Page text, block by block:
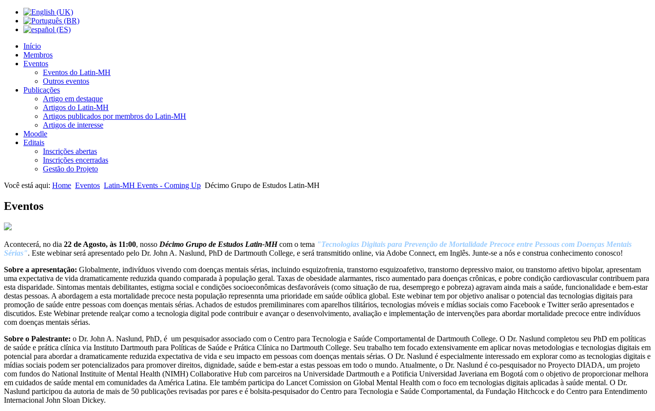
Início
Membros
Eventos
Eventos do Latin-MH
Outros eventos
Publicações
Artigo em destaque
Artigos do Latin-MH
Artigos publicados por membros do Latin-MH
Artigos de interesse
Moodle
Editais
Inscrições abertas
Inscrições encerradas
Gestão do Projeto
Você está aqui: Home Eventos Latin-MH Events - Coming Up Décimo Grupo de Estudos Latin-MH
Eventos
Acontecerá, no dia 22 de Agosto, às 11:00, nosso Décimo Grupo de Estudos Latin-MHcom o tema "Tecnologias Digitais para Prevenção de Mortalidade Precoce entre Pessoas com Doenças Mentais
Sérias". Este webinar será apresentado pelo Dr. John A. Naslund, PhD de Dartmouth College, e será transmitido online, via Adobe Connect, em Inglês. Junte-se a nós e construa conhecimento conosco!
Sobre a apresentação: Globalmente, indivíduos vivendo com doenças mentais sérias, incluindo esquizofrenia, transtorno esquizoafetivo, transtorno depressivo maior, ou transtorno afetivo bipolar, apresentam
uma expectativa de vida dramaticamente reduzida quando comparada à população geral. Taxas de obesidade alarmantes, risco aumentado para doenças crônicas, e pobre condição cardiovascular contribuem para
esta disparidade. Sintomas mentais debilitantes, estigma social e condições socioeconômicas desfavoráveis (como situação de rua, desemprego e pobreza) agravam ainda mais a saúde, funcionalidade e bem-estar
destas pessoas. A abordagem a esta mortalidade precoce nesta população represennta uma prioridade em saúde oública global. Este webinar tem por objetivo analisar o potencial das tecnologias digitais para
promoção de saúde entre pessoas com doenças mentais sérias. Achados de estudos premiliminares com aparelhos tilitários, tecnologias móveis e mídias sociais como Facebook e Twitter serão apresentados e
discutidos. Este Webinar pretende realçar como a tecnologia digital pode contribuir e avançar o desenvolvimento, avaliação e implementação de intervenções para abordar mortalidade precoce entre indivíduos
com doenças mentais sérias.
Sobre o Palestrante: o Dr. John A. Naslund, PhD, é um pesquisador associado com o Centro para Tecnologia e Saúde Comportamental de Dartmouth College. O Dr. Naslund completou seu PhD em políticas
de saúde e prática clínica via Instituto Dartmouth para Políticas de Saúde e Prática Clínica no Dartmouth College. Seu trabalho tem focado extensivamente em aplicar novas metodologias e tecnologias digitais em
potencial para abordar a dramaticamente reduzida expectativa de vida e seu impacto em pessoas com doenças mentais sérias. O Dr. Naslund é especialmente interessado em explorar como as tecnologias digitais e
mídias sociais podem ser potencializados para promover direitos, dignidade, saúde e bem-estar a estas pessoas em todo o mundo. Atualmente, o Dr. Naslund é co-pesquisador no Proyecto DIADA, um projeto
com fundos do National Instituite of Mental Health (NIMH) Collaborative Hub com parceiros na Universidade Dartmouth e a Potificia Universidad Javeriana em Bogotá com o objetivo de proporcionar melhora
em cuidados de saúde mental em comunidades da América Latina. Ele também participa do Lancet Comission on Global Mental Health com o foco em tecnologias digitais aplicadas à saúde mental. O Dr.
Naslund participou da autoria de mais de 50 publicações revisadas por pares e é bolsita-pesquisador do Centro para Tecnologia e Saúde Comportamental, da Fundação Hitchcock e do Centro para Entendimento
Internacional John Sloan Dickey.